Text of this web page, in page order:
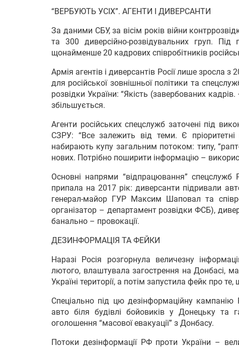
“ВЕРБУЮТЬ УСІХ”. АГЕНТИ І ДИВЕРСАНТИ
За даними СБУ, за вісім років війни
та 300 диверсійно-розвідувальних груп.
щонайменше 20 кадрових співробітників
Армія агентів і диверсантів Росії лише зросла
для російської зовнішньої політики та
розвідки України: “Якість (завербованих
збільшується.
Агенти російських спецслужб заточені під
СЗРУ: “Все залежить від теми. Є
набирають купу загальним потоком: типу,
нових. Потрібно поширити інформацію –
Основні напрями “відпрацювання”
припала на 2017 рік: диверсанти підривали
генерал-майор ГУР Максим Шаповал та
організатор – департамент розвідки ФСБ),
банально – провокації.
ДЕЗИНФОРМАЦІЯ ТА ФЕЙКИ
Наразі Росія розгорнула величезну
лютого, влаштувала загострення на Донбасі,
Україні території, а потім запустила фейк про
Спеціально під цю дезінформаційну
авто біля будівлі бойовиків у Донецьку та
оголошення “масової евакуації” з Донбасу.
Потоки дезінформації РФ проти України –